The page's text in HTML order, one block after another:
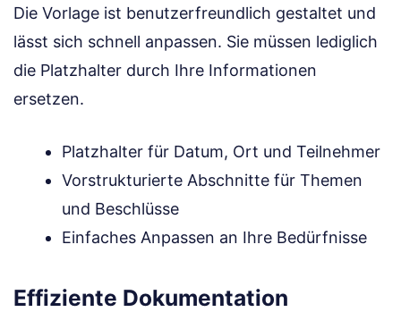
Die Vorlage ist benutzerfreundlich gestaltet und
lässt sich schnell anpassen. Sie müssen lediglich
die Platzhalter durch Ihre Informationen
ersetzen.
Platzhalter für Datum, Ort und Teilnehmer
Vorstrukturierte Abschnitte für Themen
und Beschlüsse
Einfaches Anpassen an Ihre Bedürfnisse
Effiziente Dokumentation